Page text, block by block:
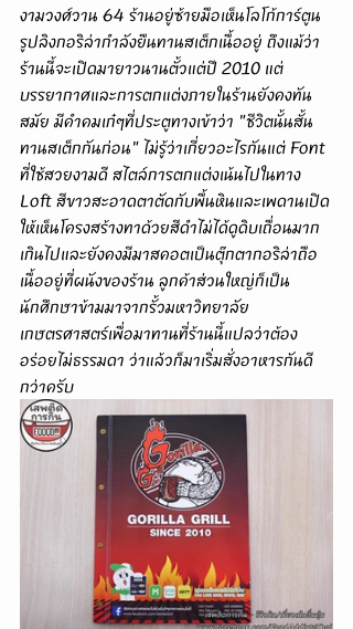
งามวงศ์วาน 64 ร้านอยู่ซ้ายมือเห็นโลโก้การ์ตูน
รูปลิงกอริล่ากำลังยืนทานสเต็กเนื้ออยู่ ถึงแม้ว่า
ร้านนี้จะเปิดมายาวนานตั้วแต่ปี 2010 แต่
บรรยากาศและการตกแต่งภายในร้านยังคงทัน
สมัย มีคำคมเก๋ๆที่ประตูทางเข้าว่า "ชีวิตนั้นสั้น
ทานสเต็กกันก่อน" ไม่รู้ว่าเกี่ยวอะไรกันแต่ Font
ที่ใช้สวยงามดี สไตล์การตกแต่งเน้นไปในทาง
Loft สีขาวสะอาดตาตัดกับพื้นหินและเพดานเปิด
ให้เห็นโครงสร้างทาด้วยสีดำไม่ได้ดูดิบเถื่อนมาก
เกินไปและยังคงมีมาสคอตเป็นตุ๊กตากอริล่าถือ
เนื้ออยู่ที่ผนังของร้าน ลูกค้าส่วนใหญ่ก็เป็น
นักศึกษาข้ามมาจากรั้วมหาวิทยาลัย
เกษตรศาสตร์เพื่อมาทานที่ร้านนี้แปลว่าต้อง
อร่อยไม่ธรรมดา ว่าแล้วก็มาเริ่มสั่งอาหารกันดี
กว่าครับ